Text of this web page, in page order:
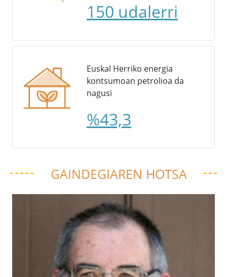
150 udalerri
Euskal Herriko energia
kontsumoan petrolioa da
nagusi
%43,3
GAINDEGIAREN HOTSA